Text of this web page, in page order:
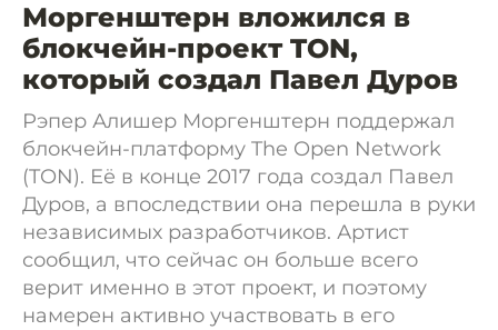
Моргенштерн вложился в
блокчейн-проект TON,
который создал Павел Дуров
Рэпер Алишер Моргенштерн поддержал
блокчейн-платформу The Open Network
(TON). Её в конце 2017 года создал Павел
Дуров, а впоследствии она перешла в руки
независимых разработчиков. Артист
сообщил, что сейчас он больше всего
верит именно в этот проект, и поэтому
намерен активно участвовать в его